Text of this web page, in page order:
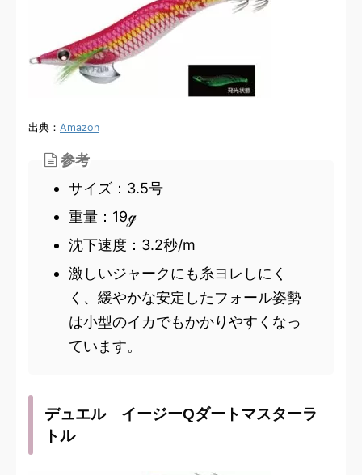
出典： Amazon
参考
サイズ：3.5号
重量：19ℊ
沈下速度：3.2秒/m
激しいジャークにも糸ヨレしにく
く、緩やかな安定したフォール姿勢
は小型のイカでもかかりやすくなっ
ています。
デュエル イージーQダートマスターラ
トル